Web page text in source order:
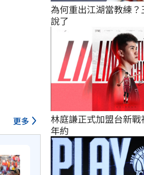
更多
為何重出江湖當教練
說了
林庭謙正式加盟台新
年約